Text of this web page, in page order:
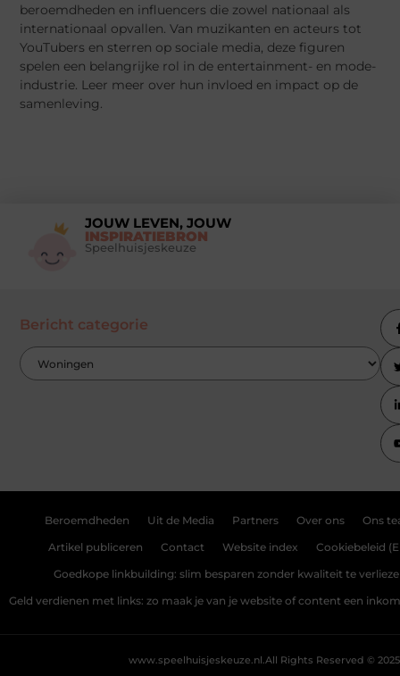
beroemdheden en influencers die zowel nationaal als
internationaal opvallen. Van muzikanten en acteurs tot
YouTubers en sterren op sociale media, deze figuren
spelen een belangrijke rol in de entertainment- en mode-
industrie. Leer meer over hun invloed en impact op de
samenleving.
JOUW LEVEN, JOUW
INSPIRATIEBRON
Speelhuisjeskeuze
Bericht categorie
Beroemdheden Uit de Media Partners Over ons Ons
Artikel publiceren Contact Website index Cookiebeleid
Goedkope linkbuilding: slim besparen zonder kwaliteit te
Geld verdienen met links: zo maak je van je website of content een
All Rights Reserved © 2025
www.speelhuisjeskeuze.nl.